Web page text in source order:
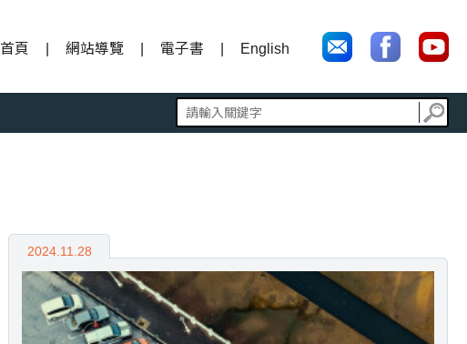
首頁 網站導覽 電子書 English
2024.11.28